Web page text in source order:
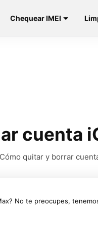
Chequear IMEI
cuenta
Cómo quitar y borrar
No te preocupes,